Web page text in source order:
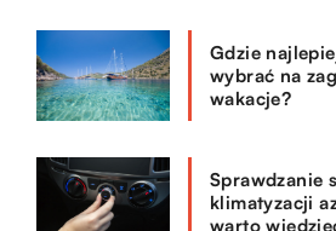
Gdzie
wybrać na
wakacje?
Sprawdzanie
klimatyzacji
warto